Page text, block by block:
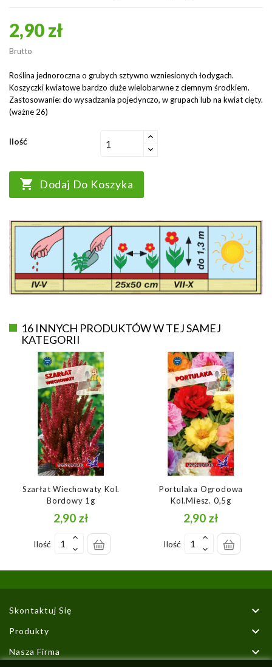
2,90 zł
Brutto
Roślina jednoroczna o grubych sztywno wzniesionych łodygach.
Koszyczki kwiatowe bardzo duże wielobarwne z ciemnym środkiem.
Zastosowanie: do wysadzania pojedynczo, w grupach lub na kwiat cięty.
(ważne 26)
Ilość
 Dodaj Do Koszyka
16 INNYCH PRODUKTÓW W TEJ SAMEJ
KATEGORII
Szarłat Wiechowaty Kol.
Bordowy 1g
2,90 zł
Ilość
Portulaka Ogrodowa
Kol.miesz. 0,5g
2,90 zł
Ilość
Skontaktuj Się 
Produkty 
Nasza Firma
